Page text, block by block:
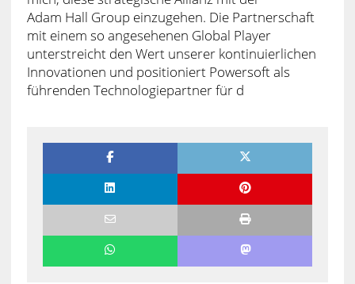
Adam Hall Group einzugehen. Die Partnerschaft
mit einem so angesehenen Global Player
unterstreicht den Wert unserer kontinuierlichen
Innovationen und positioniert Powersoft als
führenden Technologiepartner für d